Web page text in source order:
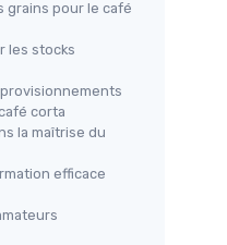
grains pour le café
les stocks
corta
la maîtrise du
efficace